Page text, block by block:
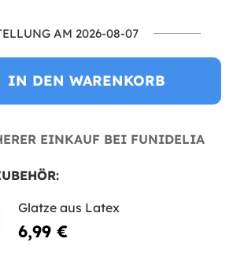
AM 2026-08-07
IN DEN WARENKORB
EINKAUF BEI FUNIDELIA
Glatze aus Latex
6,99 €